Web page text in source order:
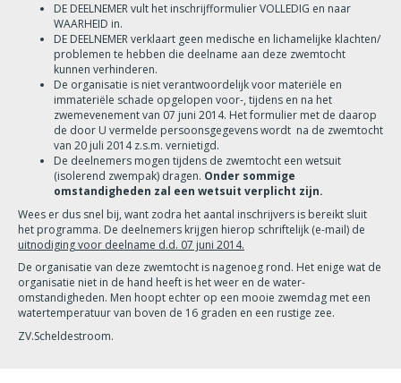
DE DEELNEMER vult het inschrijfformulier VOLLEDIG en naar
WAARHEID in.
DE DEELNEMER verklaart geen medische en lichamelijke klachten/
problemen te hebben die deelname aan deze zwemtocht
kunnen verhinderen.
De organisatie is niet verantwoordelijk voor materiële en
immateriële schade opgelopen voor-, tijdens en na het
zwemevenement van 07 juni 2014. Het formulier met de daarop
de door U vermelde persoonsgegevens wordt na de zwemtocht
van 20 juli 2014 z.s.m. vernietigd.
De deelnemers mogen tijdens de zwemtocht een wetsuit
(isolerend zwempak) dragen. Onder sommige
omstandigheden zal een wetsuit verplicht zijn.
Wees er dus snel bij, want zodra het aantal inschrijvers is bereikt sluit
het programma. De deelnemers krijgen hierop schriftelijk (e-mail) de
uitnodiging voor deelname d.d. 07 juni 2014.
De organisatie van deze zwemtocht is nagenoeg rond. Het enige wat de
organisatie niet in de hand heeft is het weer en de water-
omstandigheden. Men hoopt echter op een mooie zwemdag met een
watertemperatuur van boven de 16 graden en een rustige zee.
ZV.Scheldestroom.